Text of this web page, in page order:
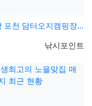
오지캠핑장 담터계곡 캠핑장…
등록자
낚시포인트